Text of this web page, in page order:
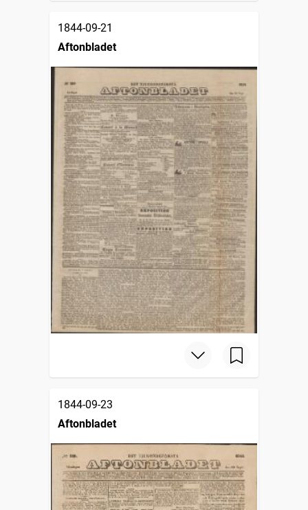
1844-09-21
Aftonbladet
1844-09-23
Aftonbladet